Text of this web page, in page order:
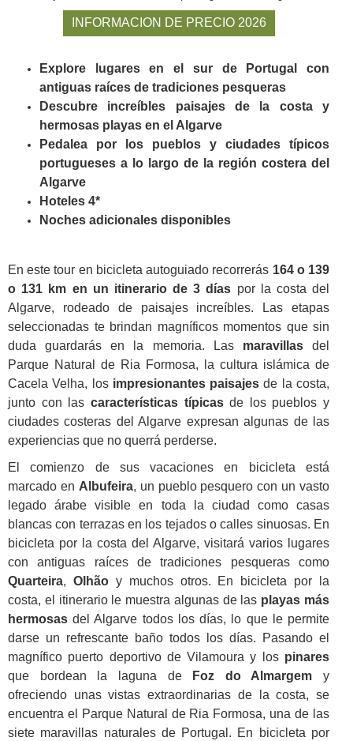
INFORMACION DE PRECIO 2026
Explore lugares en el sur de Portugal con
antiguas raíces de tradiciones pesqueras
Descubre increíbles paisajes de la costa y
hermosas playas en el Algarve
Pedalea por los pueblos y ciudades típicos
portugueses a lo largo de la región costera del
Algarve
Hoteles 4*
Noches adicionales disponibles
En este tour en bicicleta autoguiado recorrerás 164 o 139
o 131 km en un itinerario de 3 días por la costa del
Algarve, rodeado de paisajes increíbles. Las etapas
seleccionadas te brindan magníficos momentos que sin
duda guardarás en la memoria. Las maravillasdel
Parque Natural de Ria Formosa, la cultura islámica de
Cacela Velha, los impresionantes paisajes de la costa,
junto con las características típicasde los pueblos y
ciudades costeras del Algarve expresan algunas de las
experiencias que no querrá perderse.
El comienzo de sus vacaciones en bicicleta está
marcado en Albufeira, un pueblo pesquero con un vasto
legado árabe visible en toda la ciudad como casas
blancas con terrazas en los tejados o calles sinuosas. En
bicicleta por la costa del Algarve, visitará varios lugares
con antiguas raíces de tradiciones pesqueras como
Quarteira, Olhãoy muchos otros. En bicicleta por la
costa, el itinerario le muestra algunas de las playas más
hermosas del Algarve todos los días, lo que le permite
darse un refrescante baño todos los días. Pasando el
magnífico puerto deportivo de Vilamoura y los pinares
que bordean la laguna de
Foz do Almargem y
ofreciendo unas vistas extraordinarias de la costa, se
encuentra el Parque Natural de Ria Formosa, una de las
siete maravillas naturales de Portugal. En bicicleta por